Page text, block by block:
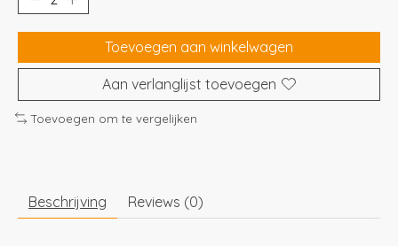
Toevoegen aan winkelwagen
Aan verlanglijst toevoegen
Toevoegen om te vergelijken
Beschrijving Reviews (0)